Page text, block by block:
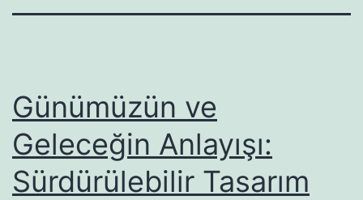
Günümüzün ve
Geleceğin Anlayışı:
Sürdürülebilir Tasarım